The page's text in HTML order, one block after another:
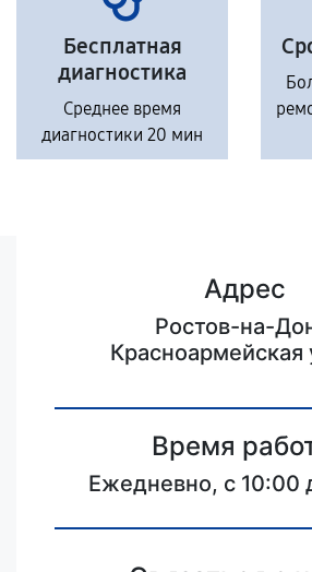
Бесплатная
диагностика
Среднее время
диагностики 20 мин
Адрес
Ростов-на-
Красноармейская
Время
Ежедневно, с 10:00